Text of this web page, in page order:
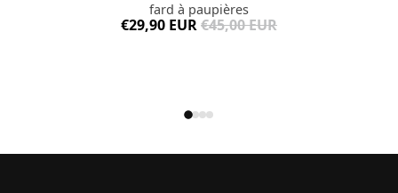
fard à paupières
€29,90 EUR€45,00 EUR